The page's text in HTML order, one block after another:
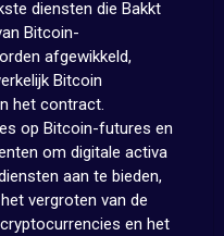
diensten die Bakkt
Bitcoin-
afgewikkeld,
Bitcoin
het contract.
op Bitcoin-futures en
om digitale activa
aan te bieden,
vergroten van de
en het